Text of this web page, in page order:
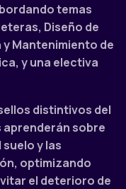
temas
Diseño de
Mantenimiento de
y una electiva
distintivos del
sobre
y las
optimizando
el deterioro de